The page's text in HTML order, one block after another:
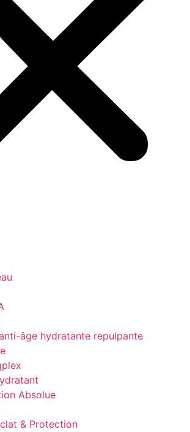
âge hydratante repulpante
Absolue
& Protection